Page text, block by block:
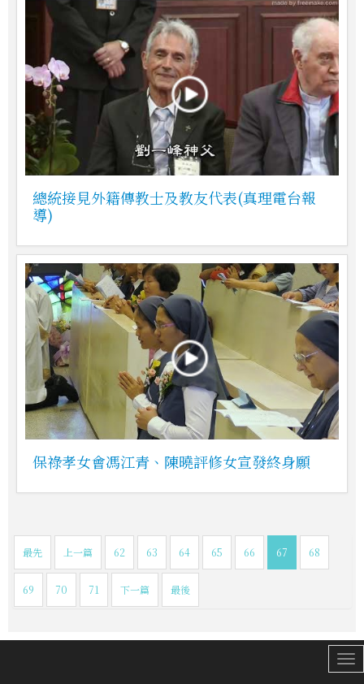
總統接見外籍傳教士及教友代表(真理電台報
導)
保祿孝女會馮江青、陳曉評修女宣發終身願
最先 上一篇 62 63 64 65 66 67 68
69 70 71 下一篇 最後